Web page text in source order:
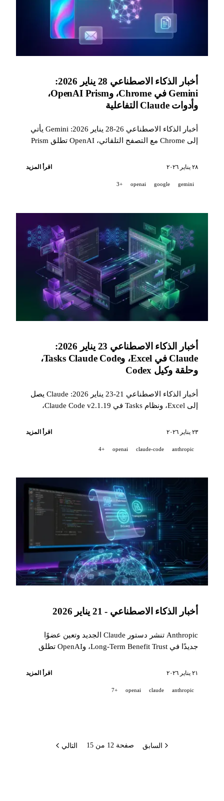
أخبار الذكاء الاصطناعي 28 يناير 2026:
Gemini في Chrome، وOpenAI Prism،
وأدوات Claude التفاعلية
أخبار الذكاء الاصطناعي 26-28 يناير 2026: Gemini يأتي
إلى Chrome مع التصفح التلقائي، OpenAI تطلق Prism
مع حكومة المملكة المتحدة، Google AI Plus متاح في
٢٨ يناير ٢٠٢٦ اقرأ المزيد
gemini
google
openai
+3
أخبار الذكاء الاصطناعي 23 يناير 2026:
Claude في Excel، وTasks Claude Code،
وحلقة وكيل Codex
أخبار الذكاء الاصطناعي 21-23 يناير 2026: Claude يصل
إلى Excel، ونظام Tasks في Claude Code v2.1.19،
مستخدم لـ ChatGPT، وQwen3-TTS مفتوح المصدر،
٢٣ يناير ٢٠٢٦ اقرأ المزيد
anthropic
claude-code
openai
+4
أخبار الذكاء الاصطناعي - 21 يناير 2026
Anthropic تنشر دستور Claude الجديد وتعين عضوًا
جديدًا في Long-Term Benefit Trust، وOpenAI تطلق
اختبارات SAT مجانية وتحديثات Classroom، وManus
٢١ يناير ٢٠٢٦ اقرأ المزيد
anthropic
claude
openai
+7
السابق صفحة 12 من 15 التالي